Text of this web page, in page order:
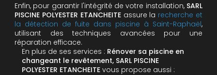
Enfin, pour garantir l'intégrité de votre installation, SARL
PISCINE POLYESTER ETANCHEITEassure la recherche et
la détection de fuite dans piscine à Saint-Raphaël,
utilisant des techniques avancées pour une
réparation efficace.
En plus de ses services : Rénover sa piscine en
changeant le revêtement, SARL PISCINE
POLYESTER ETANCHEITE vous propose aussi :